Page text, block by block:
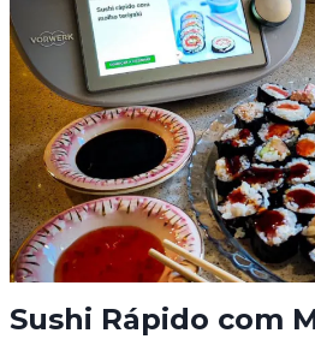
Sushi Rápido com